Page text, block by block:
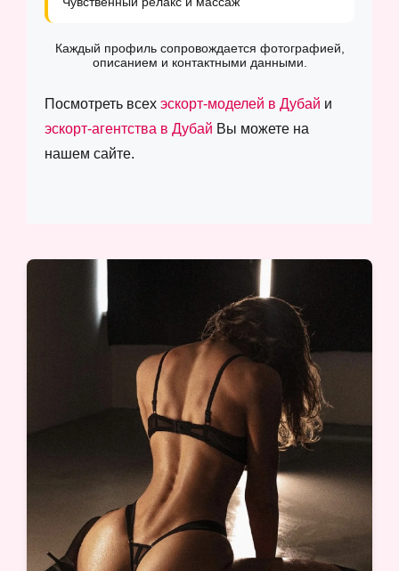
Каждый профиль сопровождается фотографией,
описанием и контактными данными.
Посмотреть всех эскорт-моделей в Дубай и
эскорт-агентства в Дубай Вы можете на
нашем сайте.